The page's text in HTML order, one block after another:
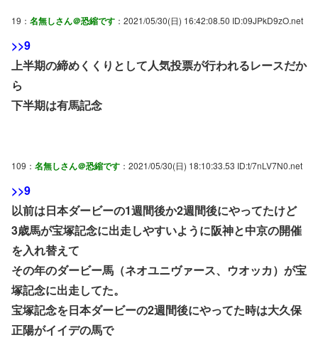
19： 名無しさん＠恐縮です ：2021/05/30(日) 16:42:08.50 ID:09JPkD9zO.net
>>9
上半期の締めくくりとして人気投票が行われるレースだか
ら
下半期は有馬記念
109： 名無しさん＠恐縮です ：2021/05/30(日) 18:10:33.53 ID:t/7nLV7N0.net
>>9
以前は日本ダービーの1週間後か2週間後にやってたけど
3歳馬が宝塚記念に出走しやすいように阪神と中京の開催
を入れ替えて
その年のダービー馬（ネオユニヴァース、ウオッカ）が宝
塚記念に出走してた。
宝塚記念を日本ダービーの2週間後にやってた時は大久保
正陽がイイデの馬で